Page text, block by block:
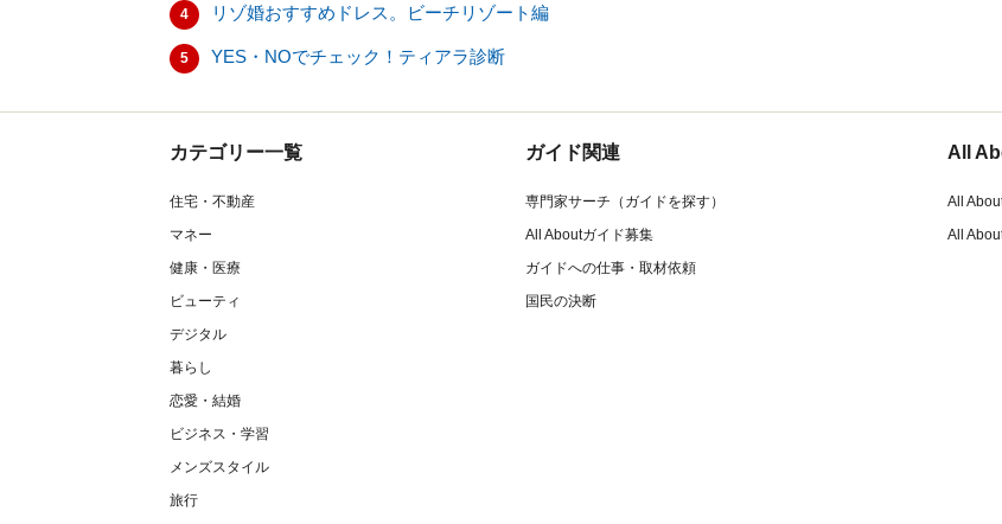
4 リゾ婚おすすめドレス。ビーチリゾート編
5 YES・NOでチェック！ティアラ診断
カテゴリー一覧
住宅・不動産
マネー
健康・医療
ビューティ
デジタル
暮らし
恋愛・結婚
ビジネス・学習
メンズスタイル
旅行
ガイド関連
専門家サーチ（ガイドを探す）
All Aboutガイド募集
ガイドへの仕事・取材依頼
国民の決断
All
All
All